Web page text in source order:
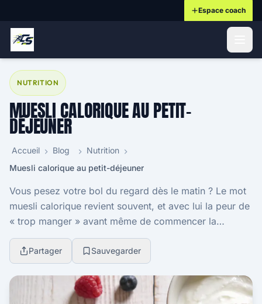
Espace coach
NUTRITION
MUESLI CALORIQUE AU PETIT-
DÉJEUNER
Accueil Blog
Nutrition
Muesli calorique au petit-déjeuner
Vous pesez votre bol du regard dès le matin ? Le mot
muesli calorique revient souvent, et avec lui la peur de
« trop manger » avant même de commencer la
journée. Il faut dire que les calories du muesl...
Partager Sauvegarder